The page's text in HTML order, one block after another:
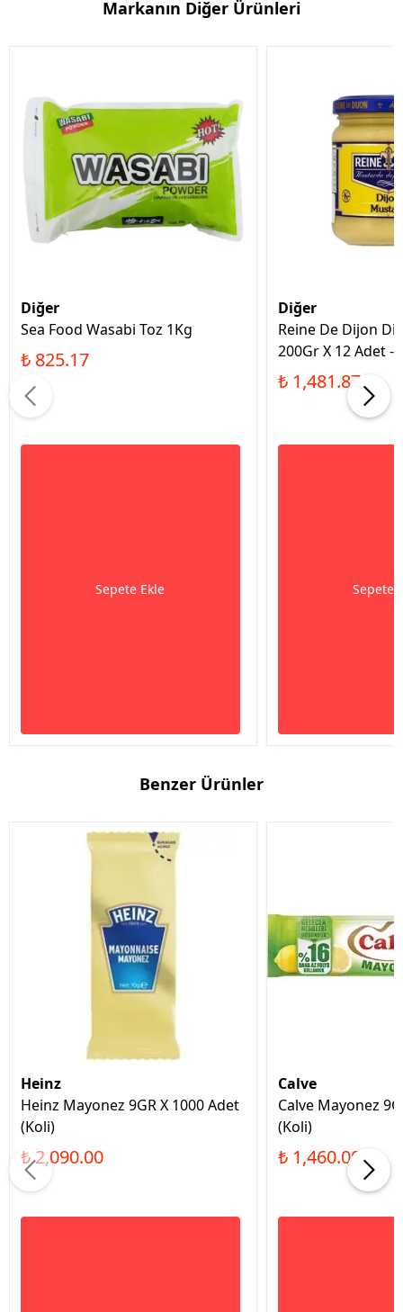
Markanın Diğer Ürünleri
Diğer
Sea Food Wasabi Toz 1Kg
₺ 825.17
Sepete Ekle
Diğer
Reine De Dijon
200Gr X 12 Adet -
₺ 1,481.87
Sepete
Benzer Ürünler
Heinz
Heinz Mayonez 9GR X 1000 Adet
(Koli)
₺ 2,090.00
Calve
Calve Mayonez
(Koli)
₺ 1,460.00